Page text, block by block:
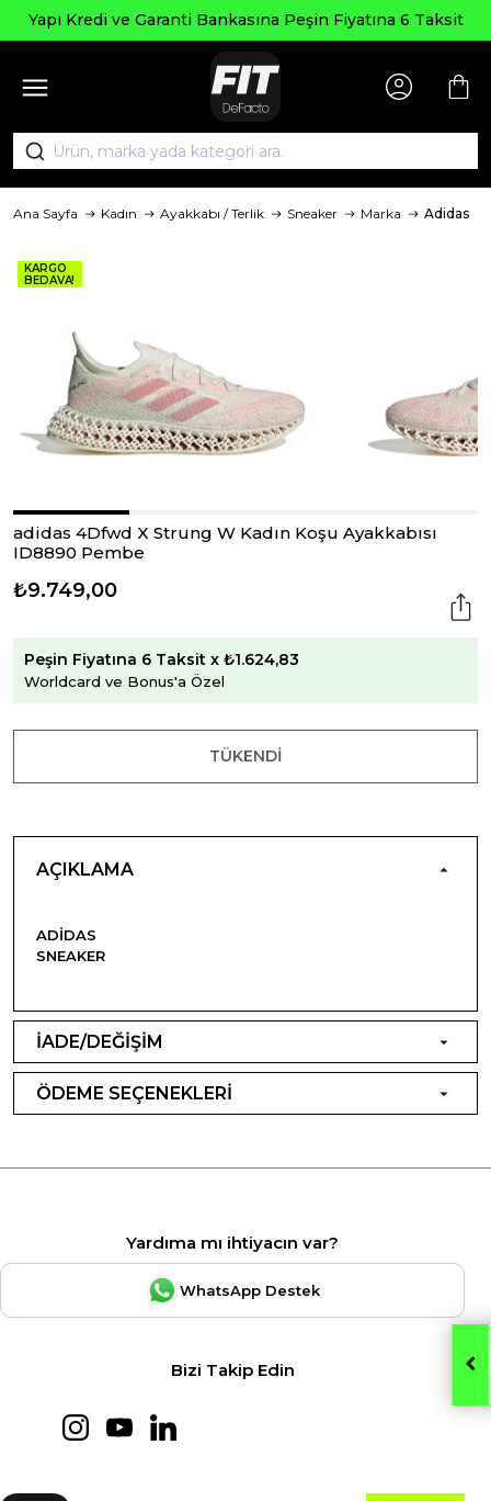
Yapı Kredi ve Garanti Bankasına Peşin Fiyatına 6 Taksit
Ana Sayfa Kadın Ayakkabı / Terlik Sneaker Marka Adidas
KARGO
BEDAVA!
adidas 4Dfwd X Strung W Kadın Koşu Ayakkabısı
ID8890 Pembe
₺9.749,00
Peşin Fiyatına 6 Taksit x ₺1.624,83
Worldcard ve Bonus'a Özel
TÜKENDI
AÇIKLAMA
ADIDAS
SNEAKER
İADE/DEĞİŞİM
ÖDEME SEÇENEKLERİ
Yardıma mı ihtiyacın var?
WhatsApp Destek
Bizi Takip Edin